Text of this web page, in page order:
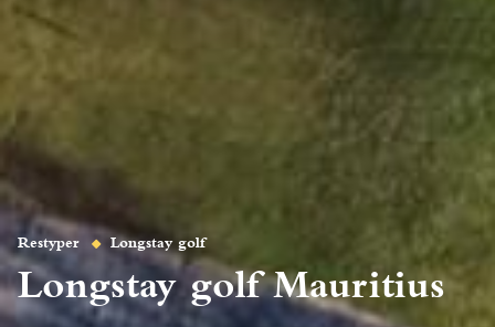
Restyper Longstay golf
Longstay golf Mauritius